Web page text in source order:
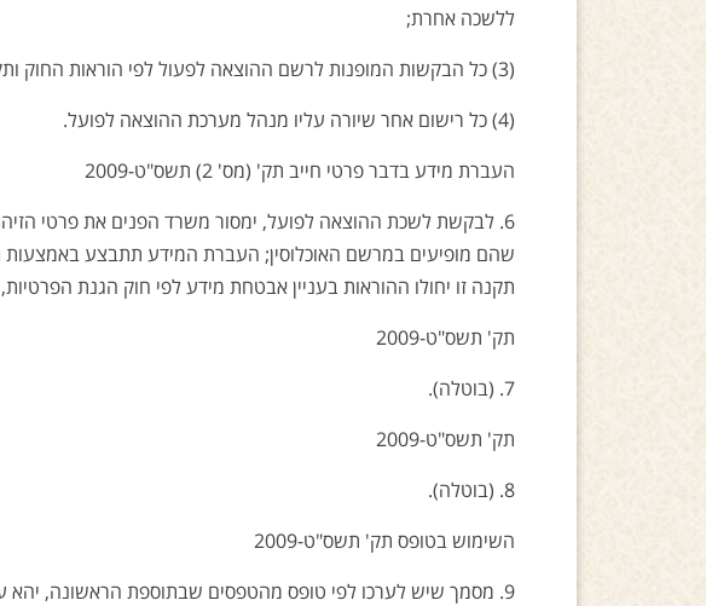
ללשכה אחרת;
(3) כל הבקשות המופנות לרשם ההוצאה לפעול לפי הוראות החוק ותקנות אלה;
(4) כל רישום אחר שיורה עליו מנהל מערכת ההוצאה לפועל.
העברת מידע בדבר פרטי חייב תק' (מס' 2) תשס"ט-2009
6. לבקשת לשכת ההוצאה לפועל, ימסור משרד הפנים את פרטי
שהם מופיעים במרשם האוכלוסין; העברת המידע תתבצע באמצעות
תקנה זו יחולו ההוראות בעניין אבטחת מידע לפי חוק הגנת הפרטיות,
תק' תשס"ט-2009
7. (בוטלה).
תק' תשס"ט-2009
8. (בוטלה).
השימוש בטופס תק' תשס"ט-2009
9. מסמך שיש לערכו לפי טופס מהטפסים שבתוספת הראשונה, יהא